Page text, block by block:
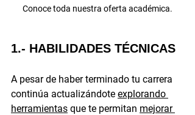
Conoce toda nuestra oferta académica.
1.- HABILIDADES TÉCNICAS
A pesar de haber terminado tu carrera
continúa actualizándote explorando
herramientas que te permitan mejorar